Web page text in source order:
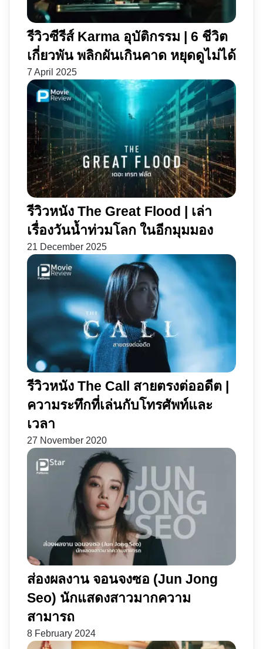
รีวิวซีรีส์ Karma อุบัติกรรม | 6 ชีวิต
เกี่ยวพัน พลิกผันเกินคาด หยุดดูไม่ได้
7 April 2025
รีวิวหนัง The Great Flood | เล่า
เรื่องวันน้ำท่วมโลก ในอีกมุมมอง
21 December 2025
รีวิวหนัง The Call สายตรงต่ออดีต |
ความระทึกที่เล่นกับโทรศัพท์และ
เวลา
27 November 2020
ส่องผลงาน จอนจงซอ (Jun Jong
Seo) นักแสดงสาวมากความ
สามารถ
8 February 2024